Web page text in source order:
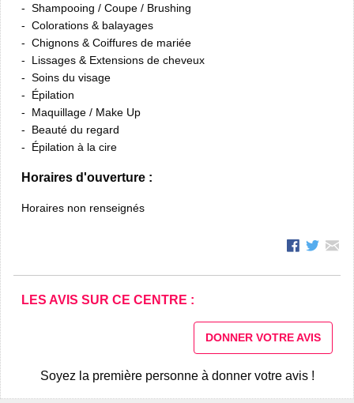
Shampooing / Coupe / Brushing
Colorations & balayages
Chignons & Coiffures de mariée
Lissages & Extensions de cheveux
Soins du visage
Épilation
Maquillage / Make Up
Beauté du regard
Épilation à la cire
Horaires d'ouverture :
Horaires non renseignés
LES AVIS SUR CE CENTRE :
DONNER VOTRE AVIS
Soyez la première personne à donner votre avis !